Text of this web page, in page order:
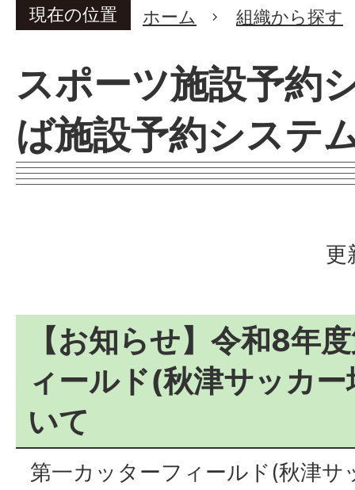
現在の位置 ホーム 組織から探す
スポーツ施設予約
ば施設予約システ
更
【お知らせ】令和8年
ィールド(秋津サッカ
いて
第一カッターフィールド(秋津サ